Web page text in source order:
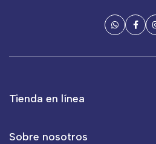
Tienda en línea
Sobre nosotros